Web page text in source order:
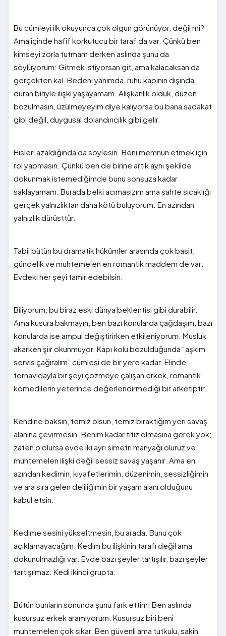
Bu cümleyi ilk okuyunca çok olgun görünüyor, değil mi?
Ama içinde hafif korkutucu bir taraf da var. Çünkü ben
kimseyi zorla tutmam derken aslında şunu da
söylüyorum: Gitmek istiyorsan git, ama kalacaksan da
gerçekten kal. Bedeni yanımda, ruhu kapının dışında
duran biriyle ilişki yaşayamam. Alışkanlık olduk, düzen
bozulmasın, üzülmeyeyim diye kalıyorsa bu bana sadakat
gibi değil, duygusal dolandırıcılık gibi gelir.
Hisleri azaldığında da söylesin. Beni memnun etmek için
rol yapmasın. Çünkü ben de birine artık aynı şekilde
dokunmak istemediğimde bunu sonsuza kadar
saklayamam. Burada belki acımasızım ama sahte sıcaklığı
gerçek yalnızlıktan daha kötü buluyorum. En azından
yalnızlık dürüsttür.
Tabii bütün bu dramatik hükümler arasında çok basit,
gündelik ve muhtemelen en romantik maddem de var:
Evdeki her şeyi tamir edebilsin.
Biliyorum, bu biraz eski dünya beklentisi gibi durabilir.
Ama kusura bakmayın, ben bazı konularda çağdaşım, bazı
konularda ise ampul değiştirirken etkileniyorum. Musluk
akarken şiir okunmuyor. Kapı kolu bozulduğunda “aşkım
servis çağıralım” cümlesi de bir yere kadar. Elinde
tornavidayla bir şeyi çözmeye çalışan erkek, romantik
komedilerin yeterince değerlendirmediği bir arketiptir.
Kendine baksın, temiz olsun, temiz bıraktığım yeri savaş
alanına çevirmesin. Benim kadar titiz olmasına gerek yok;
zaten o olursa evde iki ayrı simetri manyağı oluruz ve
muhtemelen ilişki değil sessiz savaş yaşanır. Ama en
azından kedimin, kıyafetlerimin, düzenimin, sessizliğimin
ve ara sıra gelen deliliğimin bir yaşam alanı olduğunu
kabul etsin.
Kedime sesini yükseltmesin, bu arada. Bunu çok
açıklamayacağım. Kedim bu ilişkinin tarafı değil ama
dokunulmazlığı var. Evde bazı şeyler tartışılır, bazı şeyler
tartışılmaz. Kedi ikinci grupta.
Bütün bunların sonunda şunu fark ettim: Ben aslında
kusursuz erkek aramıyorum. Kusursuz biri beni
muhtemelen çok sıkar. Ben güvenli ama tutkulu, sakin